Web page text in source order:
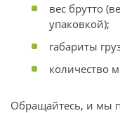
вес брутто
упаковкой);
габариты
количество
Обращайтесь, и мы